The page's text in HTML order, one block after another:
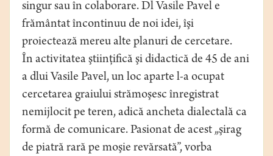
singur sau în colaborare. Dl Vasile Pavel e
frământat încontinuu de noi idei, îşi
proiectează mereu alte planuri de cercetare.
În activitatea ştiinţifică şi didactică de 45 de ani
a dlui Vasile Pavel, un loc aparte l-a ocupat
cercetarea graiului strămoşesc înregistrat
nemijlocit pe teren, adică ancheta dialectală ca
formă de comunicare. Pasionat de acest „şirag
de piatră rară pe moşie revărsată”, vorba